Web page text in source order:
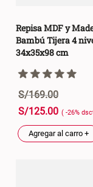
Repisa MDF y
Bambú Tijera 4
34x35x98 cm
S/169.00
S/125.00 ( -26%
Agregar al carro +